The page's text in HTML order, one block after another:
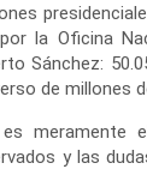
la Oficina
Sánchez:
de millones
meramente
y las